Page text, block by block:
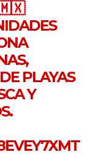
🇲🇽
PLAYAS
Y